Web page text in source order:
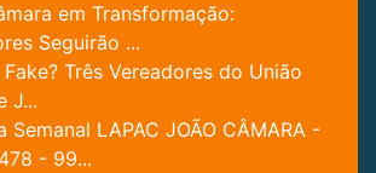
em Transformação:
Seguirão ...
Três Vereadores do União
J...
Semanal LAPAC JOÃO CÂMARA -
- 99...